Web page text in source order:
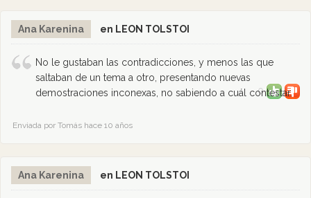
Ana Karenina en LEON TOLSTOI
No le gustaban las contradicciones, y menos las que
saltaban de un tema a otro, presentando nuevas
demostraciones inconexas, no sabiendo a cuál contestar.
0
Enviada por Tomás hace 10 años
Ana Karenina en LEON TOLSTOI